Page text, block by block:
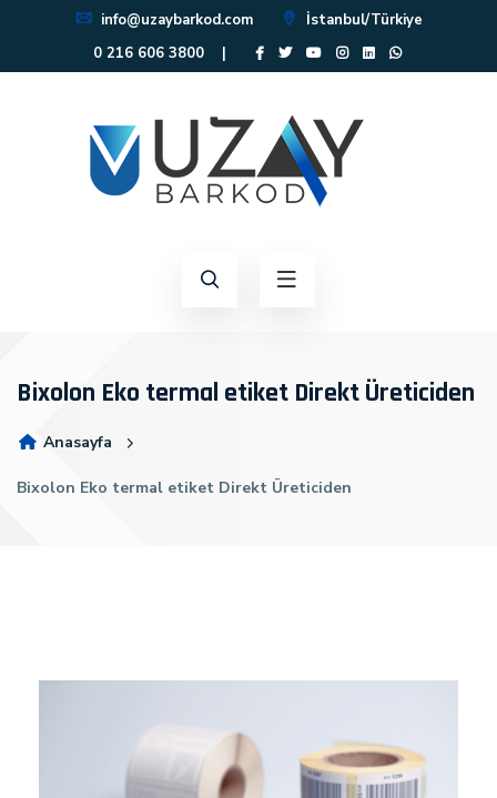
info@uzaybarkod.com
İstanbul/Türkiye
0 216 606 3800 |
Bixolon Eko termal etiket Direkt Üreticiden
Anasayfa
Bixolon Eko termal etiket Direkt Üreticiden